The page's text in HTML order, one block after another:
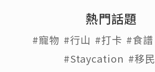
熱門話題
#寵物 #行山 #打卡 #食譜
#Staycation #移民